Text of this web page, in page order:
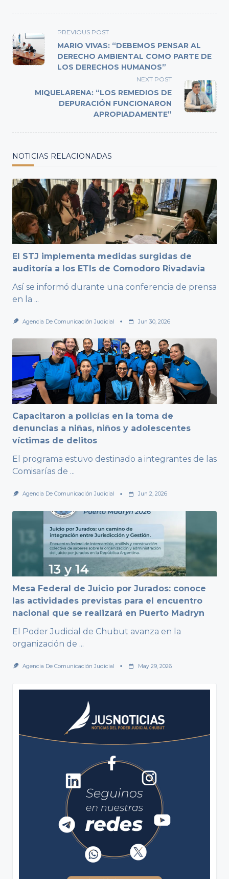
<span
class="nav-
subtitle
screen-
text">Page</span>
PREVIOUS POST
MARIO VIVAS: “DEBEMOS PENSAR AL
DERECHO AMBIENTAL COMO PARTE DE
LOS DERECHOS HUMANOS”
NEXT POST
MIQUELARENA: “LOS REMEDIOS DE
DEPURACIÓN FUNCIONARON
APROPIADAMENTE”
NOTICIAS RELACIONADAS
El STJ implementa medidas surgidas de
auditoría a los ETIs de Comodoro Rivadavia
Así se informó durante una conferencia de prensa
en la ...
Agencia De Comunicación Judicial Jun 30, 2026
Capacitaron a policías en la toma de
denuncias a niñas, niños y adolescentes
víctimas de delitos
El programa estuvo destinado a integrantes de las
Comisarías de ...
Agencia De Comunicación Judicial Jun 2, 2026
Mesa Federal de Juicio por Jurados: conoce
las actividades previstas para el encuentro
nacional que se realizará en Puerto Madryn
El Poder Judicial de Chubut avanza en la
organización de ...
Agencia De Comunicación Judicial May 29, 2026